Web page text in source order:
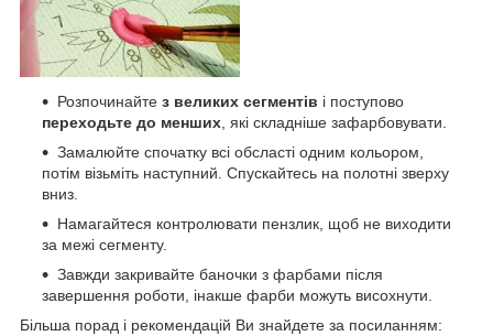
Розпочинайте з великих сегментів і поступово
переходьте до менших , які складніше зафарбовувати.
Замалюйте спочатку всі обсласті одним кольором,
потім візьміть наступний. Спускайтесь на полотні зверху
вниз.
Намагайтеся контролювати пензлик, щоб не виходити
за межі сегменту.
Завжди закривайте баночки з фарбами після
завершення роботи, інакше фарби можуть висохнути.
Більша порад і рекомендацій Ви знайдете за посиланням: